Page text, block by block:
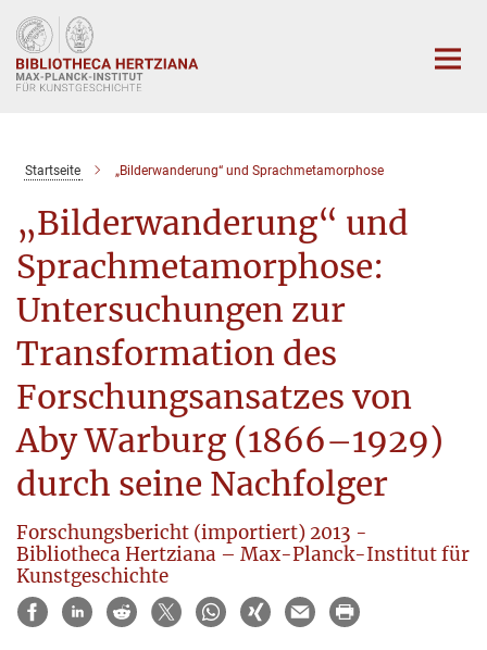
Hauptinhalt
Startseite „Bilderwanderung“ und Sprachmetamorphose
„Bilderwanderung“ und
Sprachmetamorphose:
Untersuchungen zur
Transformation des
Forschungsansatzes von
Aby Warburg (1866–1929)
durch seine Nachfolger
Forschungsbericht (importiert) 2013 -
Bibliotheca Hertziana – Max-Planck-Institut für
Kunstgeschichte